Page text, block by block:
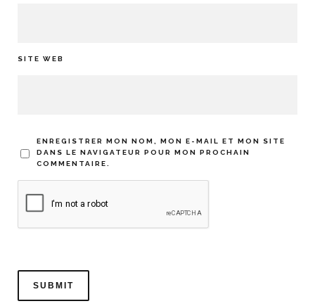
SITE WEB
ENREGISTRER MON NOM, MON E-MAIL ET MON SITE
DANS LE NAVIGATEUR POUR MON PROCHAIN
COMMENTAIRE.